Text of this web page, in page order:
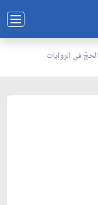
الحجّ في الروايات